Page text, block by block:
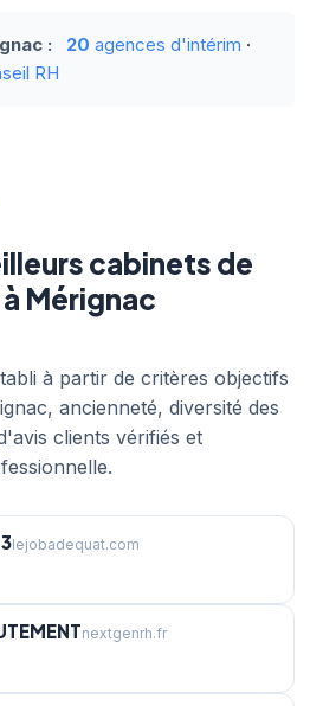
: 20 agences d'intérim ·
RH
cabinets de
Mérignac
à partir de critères objectifs
ancienneté, diversité des
clients vérifiés et
lejobadequat.com
nextgenrh.fr